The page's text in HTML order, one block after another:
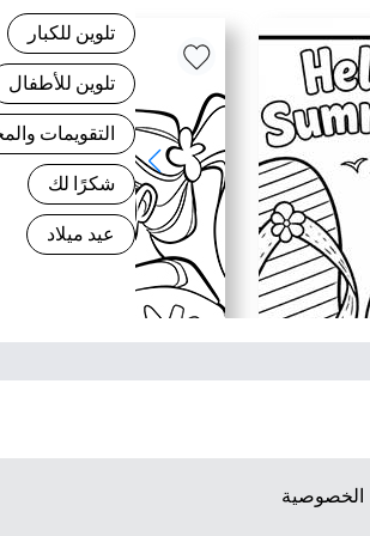
تلوين للكبار
تلوين للأطفال
التقويمات
شكرًا لك
عيد ميلاد
الخصوصية